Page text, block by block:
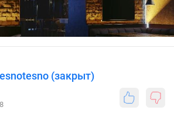
(закрыт)